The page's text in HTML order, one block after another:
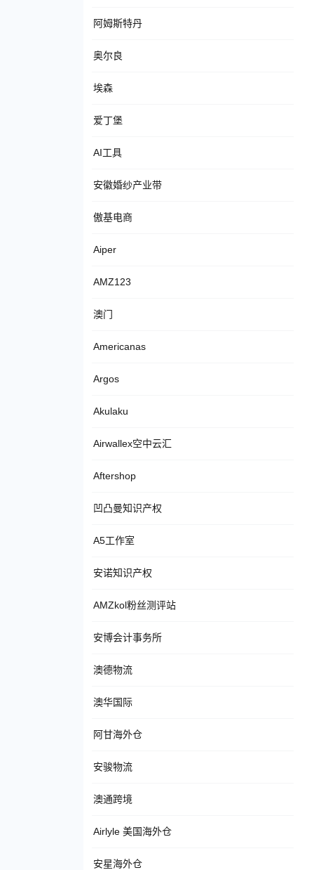
阿姆斯特丹
奥尔良
埃森
爱丁堡
AI工具
安徽婚纱产业带
傲基电商
Aiper
AMZ123
澳门
Americanas
Argos
Akulaku
Airwallex空中云汇
Aftershop
凹凸曼知识产权
A5工作室
安诺知识产权
AMZkol粉丝测评站
安博会计事务所
澳德物流
澳华国际
阿甘海外仓
安骏物流
澳通跨境
Airlyle 美国海外仓
安星海外仓